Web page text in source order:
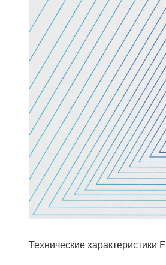
Технические характеристики